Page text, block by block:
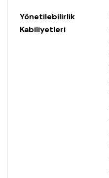
Yönetilebilirlik
Kabiliyetleri